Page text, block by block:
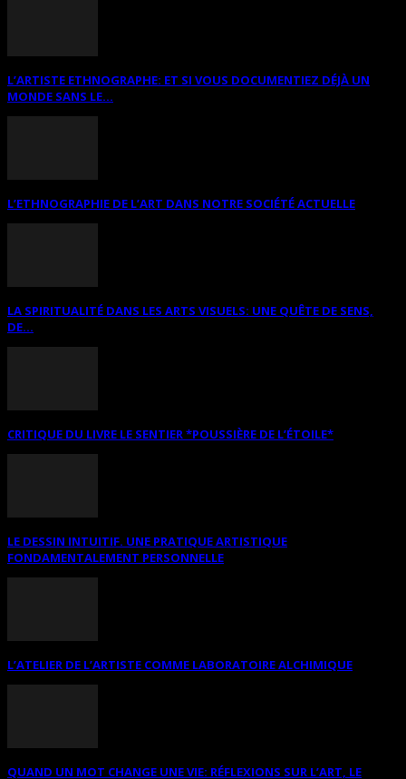
L’ARTISTE ETHNOGRAPHE: ET SI VOUS DOCUMENTIEZ DÉJÀ UN
MONDE SANS LE...
L’ETHNOGRAPHIE DE L’ART DANS NOTRE SOCIÉTÉ ACTUELLE
LA SPIRITUALITÉ DANS LES ARTS VISUELS: UNE QUÊTE DE SENS,
DE...
CRITIQUE DU LIVRE LE SENTIER *POUSSIÈRE DE L’ÉTOILE*
LE DESSIN INTUITIF. UNE PRATIQUE ARTISTIQUE
FONDAMENTALEMENT PERSONNELLE
L’ATELIER DE L’ARTISTE COMME LABORATOIRE ALCHIMIQUE
QUAND UN MOT CHANGE UNE VIE: RÉFLEXIONS SUR L’ART, LE